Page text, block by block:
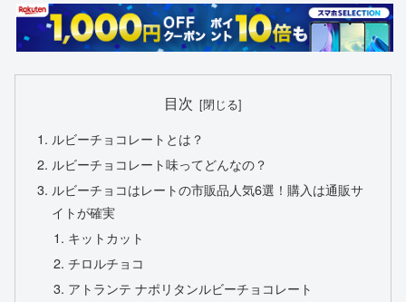
目次
ルビーチョコレートとは？
ルビーチョコレート味ってどんなの？
ルビーチョコはレートの市販品人気6選！購入は通販サ
イトが確実
キットカット
チロルチョコ
アトランテ ナポリタンルビーチョコレート